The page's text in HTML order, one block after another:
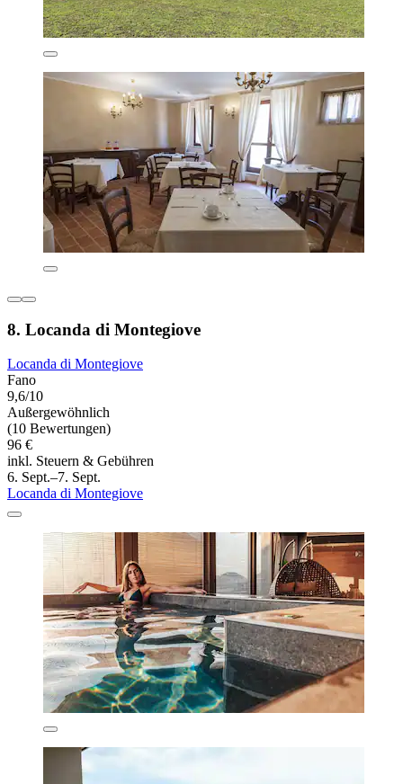
8. Locanda di Montegiove
Locanda di Montegiove
Fano
9,6/10
Außergewöhnlich
(10 Bewertungen)
96 €
inkl. Steuern & Gebühren
6. Sept.–7. Sept.
Locanda di Montegiove